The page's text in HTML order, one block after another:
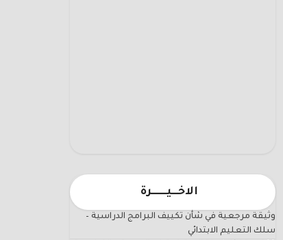
الاخـــيـــــــرة
وثيقة مرجعية في شأن تكييف البرامج الدراسية –
سلك التعليم الابتدائي